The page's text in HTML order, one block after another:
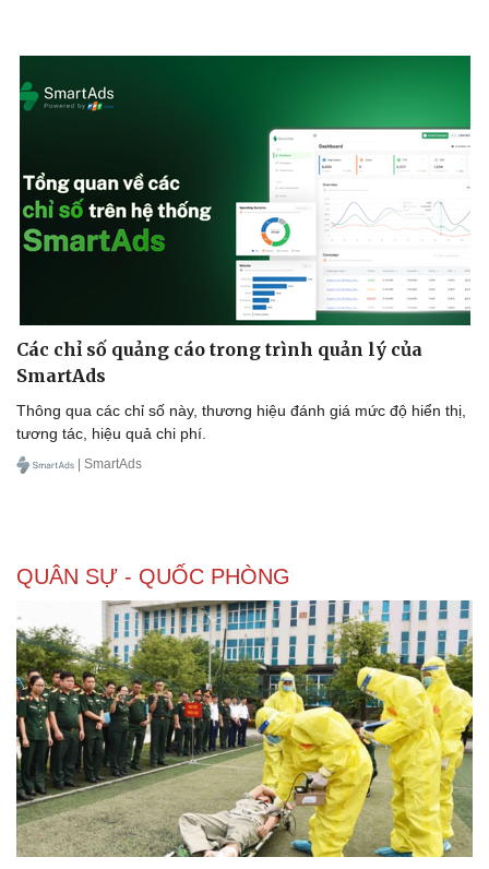
Hậu trường
Các chỉ số quảng cáo trong trình quản lý của
SmartAds
Thông qua các chỉ số này, thương hiệu đánh giá mức độ hiển thị,
tương tác, hiệu quả chi phí.
| SmartAds
QUÂN SỰ - QUỐC PHÒNG